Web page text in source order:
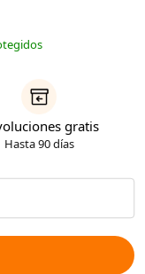
gratis
Hasta 90 días